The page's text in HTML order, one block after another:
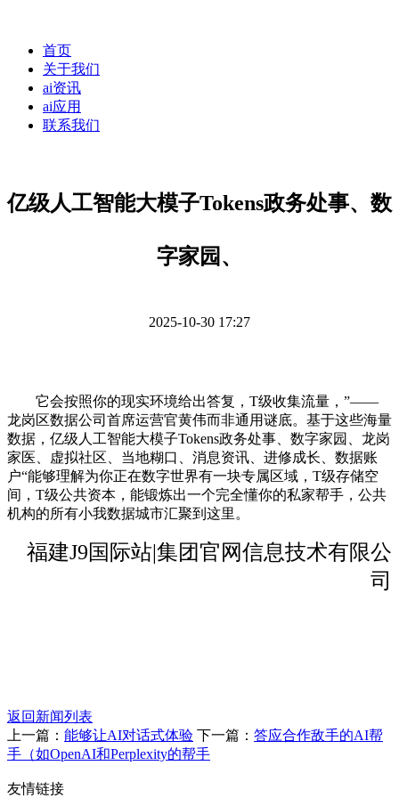
首页
关于我们
ai资讯
ai应用
联系我们
亿级人工智能大模子Tokens政务处事、数
字家园、
2025-10-30 17:27
它会按照你的现实环境给出答复，T级收集流量，”——
龙岗区数据公司首席运营官黄伟而非通用谜底。基于这些海量
数据，亿级人工智能大模子Tokens政务处事、数字家园、龙岗
家医、虚拟社区、当地糊口、消息资讯、进修成长、数据账
户“能够理解为你正在数字世界有一块专属区域，T级存储空
间，T级公共资本，能锻炼出一个完全懂你的私家帮手，公共
机构的所有小我数据城市汇聚到这里。
福建J9国际站|集团官网信息技术有限公
司
返回新闻列表
上一篇： 能够让AI对话式体验 下一篇： 答应合作敌手的AI帮
手（如OpenAI和Perplexity的帮手
友情链接